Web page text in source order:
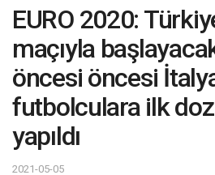
EURO 2020:
maçıyla
öncesi öncesi
futbolculara ilk doz
yapıldı
2021-05-05